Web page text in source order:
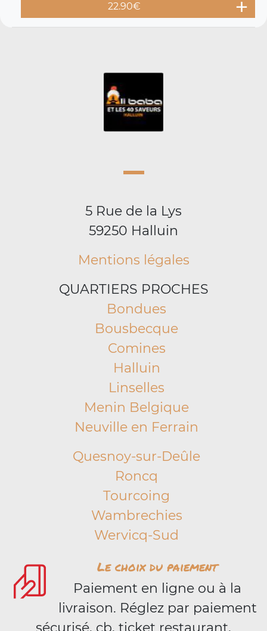
22.90€
5 Rue de la Lys
59250 Halluin
Mentions légales
QUARTIERS PROCHES
Bondues
Bousbecque
Comines
Halluin
Linselles
Menin Belgique
Neuville en Ferrain
Quesnoy-sur-Deûle
Roncq
Tourcoing
Wambrechies
Wervicq-Sud
Le choix du paiement
Paiement en ligne ou à la
livraison. Réglez par paiement
sécurisé, cb, ticket restaurant,